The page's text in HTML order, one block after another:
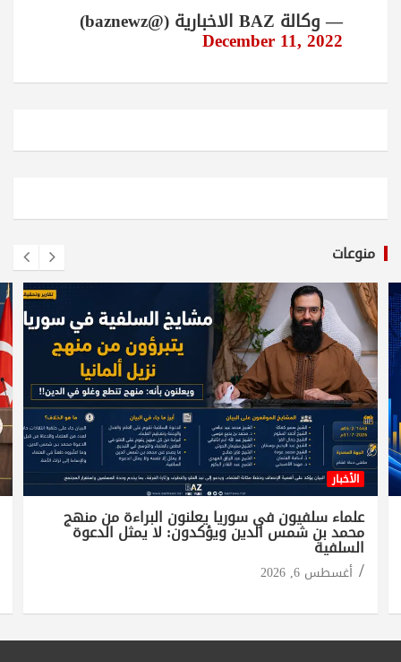
— وكالة BAZ الاخبارية (@baznewz)
December 11, 2022
منوعات
الأخبار
علماء سلفيون في سوريا يعلنون البراءة من منهج
محمد بن شمس الدين ويؤكدون: لا يمثل الدعوة
السلفية
أغسطس 6, 2026